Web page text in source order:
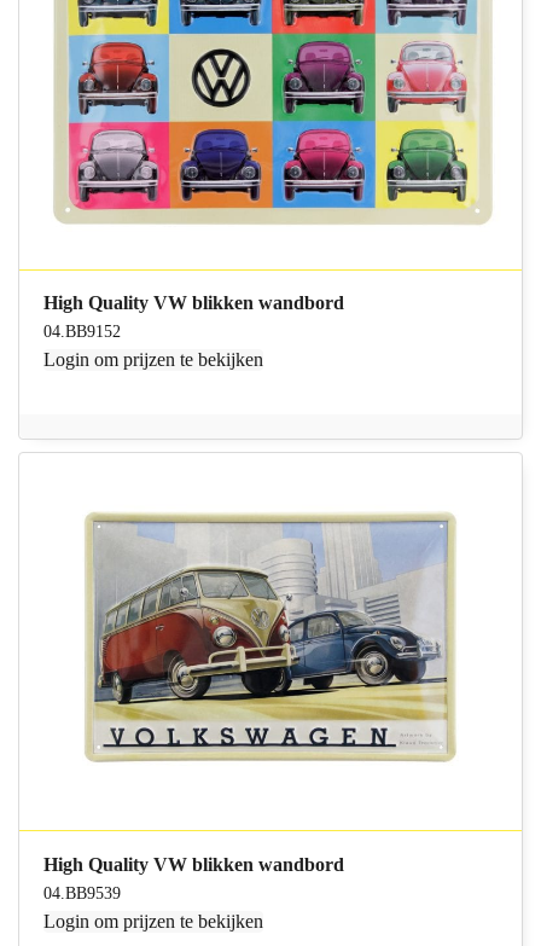
High Quality VW blikken wandbord
04.BB9152
Login om prijzen te bekijken
High Quality VW blikken wandbord
04.BB9539
Login om prijzen te bekijken